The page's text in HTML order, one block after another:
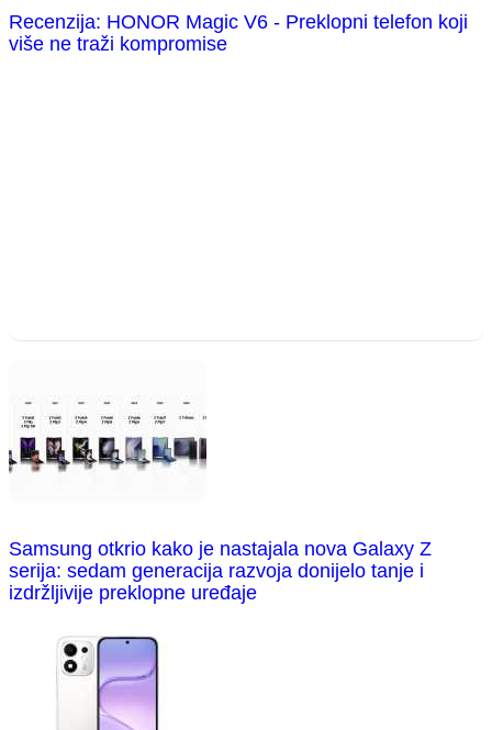
Recenzija: HONOR Magic V6 - Preklopni telefon koji
više ne traži kompromise
Samsung otkrio kako je nastajala nova Galaxy Z
serija: sedam generacija razvoja donijelo tanje i
izdržljivije preklopne uređaje